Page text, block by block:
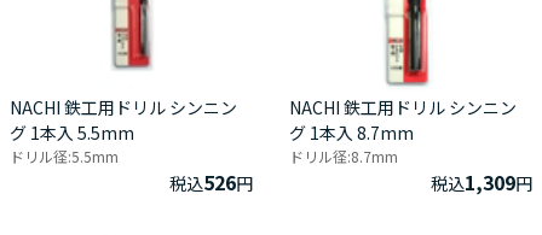
NACHI 鉄工用ドリル シンニン
グ 1本入 5.5mm
ドリル径:5.5mm
税込526円
NACHI 鉄工用ドリル シンニン
グ 1本入 8.7mm
ドリル径:8.7mm
税込1,309円